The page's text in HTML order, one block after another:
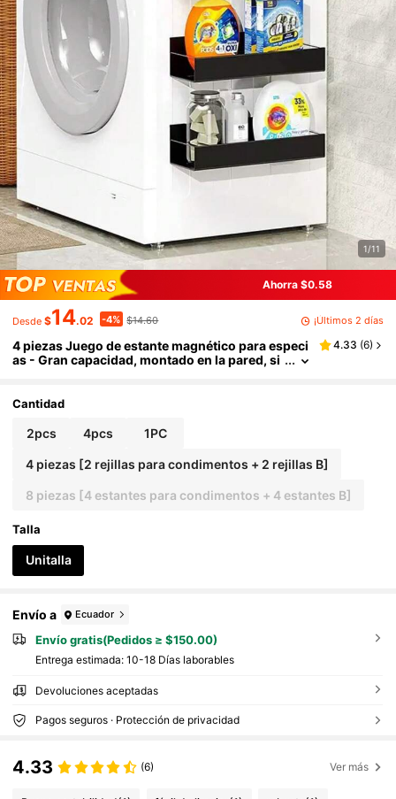
1/11
Ahorra $0.58
Desde $14.02 -4% $14.60 ¡Últimos 2 días
4 piezas Juego de estante magnético para especi
as - Gran capacidad, montado en la pared, si
macenar bebidas y artículos varios, adecuado pa
nizador montado en la pared, suministros de coc
4.33 (6)
Cantidad
2pcs 4pcs 1PC
4 piezas [2 rejillas para condimentos + 2 rejillas B]
8 piezas [4 estantes para condimentos + 4 estantes B]
Talla
Unitalla
Envío a Ecuador
Envío gratis(Pedidos ≥ $150.00)
Entrega estimada: 10-18 Días laborables
Devoluciones aceptadas
Pagos seguros · Protección de privacidad
4.33 (6) Ver más